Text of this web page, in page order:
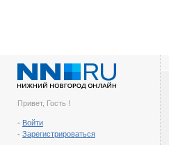
Привет, Гость !
- Войти
- Зарегистрироваться